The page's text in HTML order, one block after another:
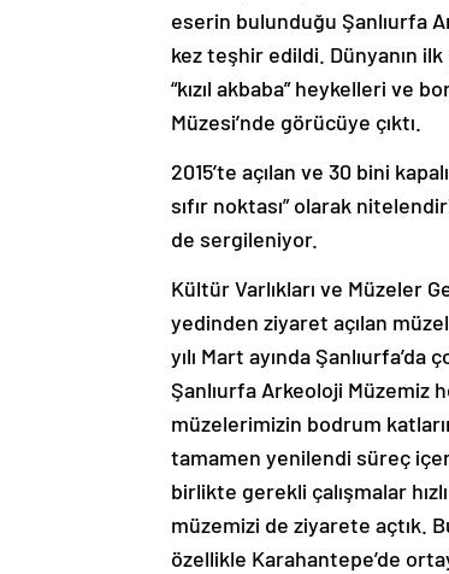
eserin bulunduğu Şanlıurfa
kez teşhir edildi. Dünyanın
“kızıl akbaba” heykelleri ve
Müzesi’nde görücüye çıktı.
2015’te açılan ve 30 bini
sıfır noktası” olarak
de sergileniyor.
Kültür Varlıkları ve Müzeler
yedinden ziyaret açılan
yılı Mart ayında
Şanlıurfa Arkeoloji Müzemiz
müzelerimizin bodrum
tamamen yenilendi süreç
birlikte gerekli çalışmalar
müzemizi de ziyarete açtık.
özellikle Karahantepe’de